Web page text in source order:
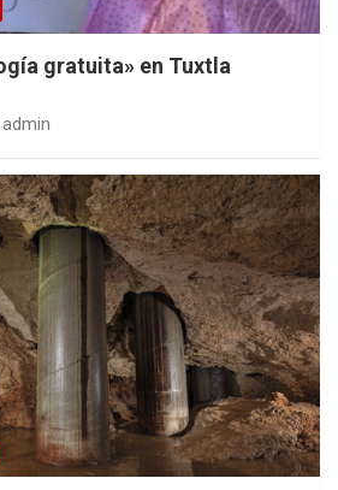
gratuita» en Tuxtla
admin